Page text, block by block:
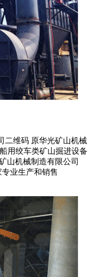
二维码 原华光矿山机械
用绞车类矿山掘进设备
山机械制造有限公司
业生产和销售